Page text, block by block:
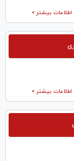
اطلاعات بیشتر >
اطلاعات بیشتر >